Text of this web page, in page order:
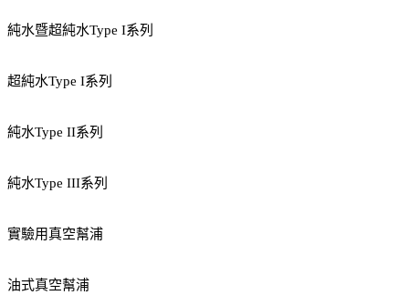
純水暨超純水Type I系列
超純水Type I系列
純水Type II系列
純水Type III系列
實驗用真空幫浦
油式真空幫浦